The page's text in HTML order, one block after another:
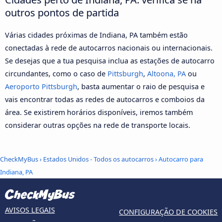
outros pontos de partida
Várias cidades próximas de Indiana, PA também estão
conectadas à rede de autocarros nacionais ou internacionais.
Se desejas que a tua pesquisa inclua as estações de autocarro
circundantes, como o caso de Pittsburgh, Altoona, PA ou
Aeroporto Pittsburgh, basta aumentar o raio de pesquisa e
vais encontrar todas as redes de autocarros e comboios da
área. Se existirem horários disponíveis, iremos também
considerar outras opções na rede de transporte locais.
CheckMyBus› Estados Unidos - Todos os autocarros› Autocarro para
Indiana, PA
AVISOS LEGAIS
CONFIGURAÇÃO DE COOKIES